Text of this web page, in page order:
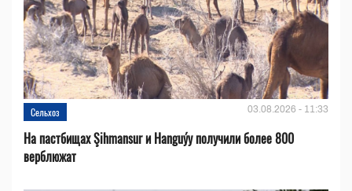
Сельхоз 03.08.2026 - 11:33
На пастбищах Şihmansur и Hanguýy получили более 800
верблюжат